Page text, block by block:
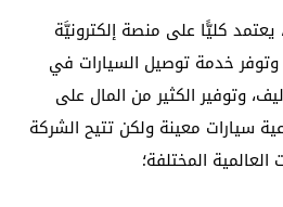
يعتمد كليًّا على منصة إلكترونيَّة
وتوفر خدمة توصيل السيارات في
وتوفير الكثير من المال على
سيارات معينة ولكن تتيح الشركة
المختلفة؛